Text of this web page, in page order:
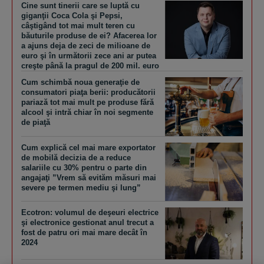
Cine sunt tinerii care se luptă cu
giganţii Coca Cola şi Pepsi,
câştigând tot mai mult teren cu
băuturile produse de ei? Afacerea lor
a ajuns deja de zeci de milioane de
euro şi în următorii zece ani ar putea
creşte până la pragul de 200 mil. euro
Cum schimbă noua generaţie de
consumatori piaţa berii: producătorii
pariază tot mai mult pe produse fără
alcool şi intră chiar în noi segmente
de piaţă
Cum explică cel mai mare exportator
de mobilă decizia de a reduce
salariile cu 30% pentru o parte din
angajaţi ”Vrem să evităm măsuri mai
severe pe termen mediu şi lung”
Ecotron: volumul de deşeuri electrice
şi electronice gestionat anul trecut a
fost de patru ori mai mare decât în
2024